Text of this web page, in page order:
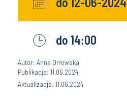
do 14:00
Autor: Anna Orłowska
Publikacja: 11.06.2024
Aktualizacja: 11.06.2024